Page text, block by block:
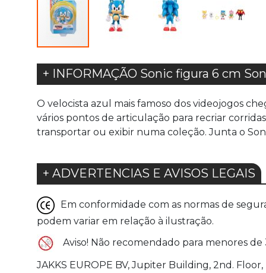
+ INFORMAÇÃO Sonic figura 6 cm
O velocista azul mais famoso dos videojogos
vários pontos de articulação para recriar
transportar ou exibir numa coleção. Junta o
+ ADVERTENCIAS E AVISOS LEGAIS
Em conformidade com as normas de
podem variar em relação à ilustração.
Aviso! Não recomendado para menores de
JAKKS EUROPE BV, Jupiter Building, 2nd.